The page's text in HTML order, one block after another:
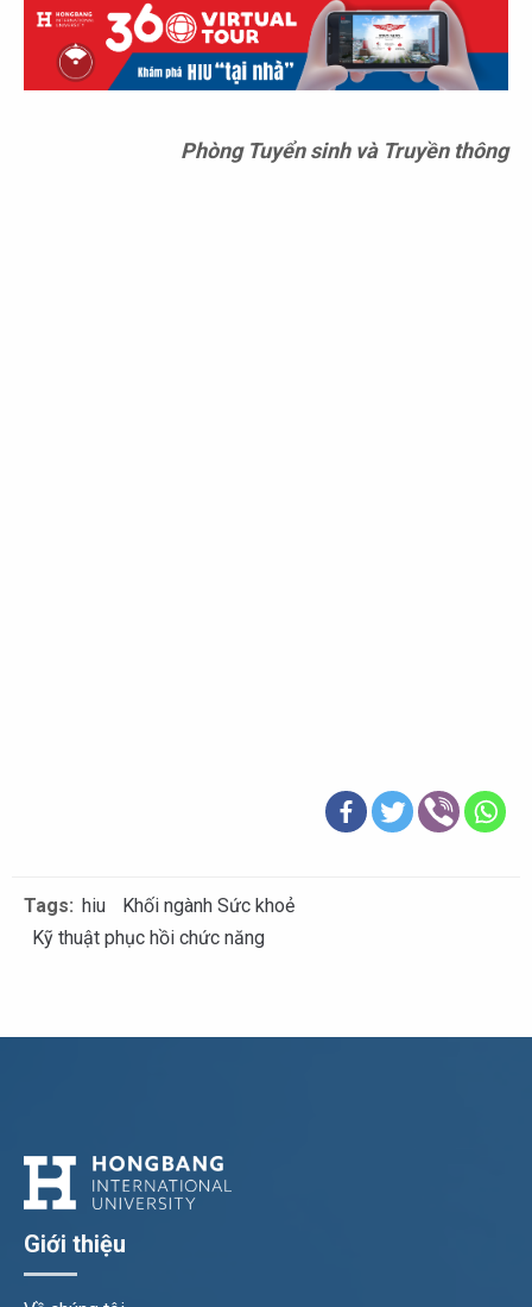
Phòng Tuyển sinh và Truyền thông
Tags: hiu
Khối ngành Sức khoẻ
Kỹ thuật phục hồi chức năng
Giới thiệu